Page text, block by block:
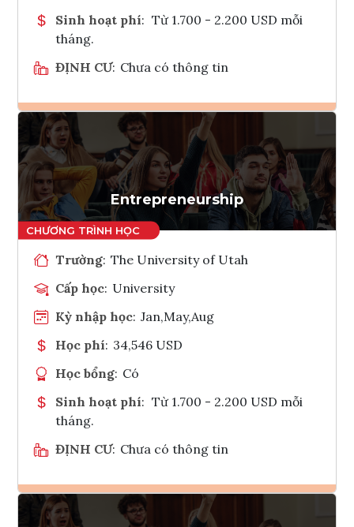
Sinh hoạt phí: Từ 1.700 - 2.200 USD mỗi
tháng.
ĐỊNH CƯ: Chưa có thông tin
Ghi danh
Tham vấn Interlink
Entrepreneurship
Trường: The University of Utah
Cấp học: University
Kỳ nhập học: Jan,May,Aug
Học phí: 34,546 USD
Học bổng: Có
Sinh hoạt phí: Từ 1.700 - 2.200 USD mỗi
tháng.
ĐỊNH CƯ: Chưa có thông tin
Ghi danh